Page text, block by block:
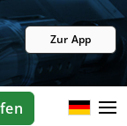
Zur App